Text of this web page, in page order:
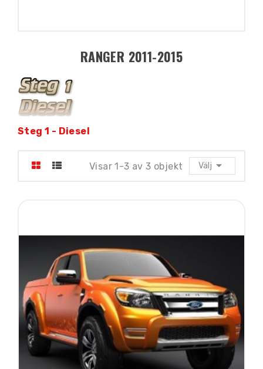
RANGER 2011-2015
Steg 1 - Diesel
Välj 
Visar 1-3 av 3 objekt